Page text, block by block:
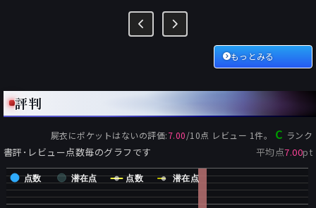
もっとみる
評判
屍衣にポケットはないの評価:7.00/10点 レビュー 1件。 C ランク
書評･レビュー点数毎のグラフです 平均点7.00pt
点数 潜在点 点数 潜在点